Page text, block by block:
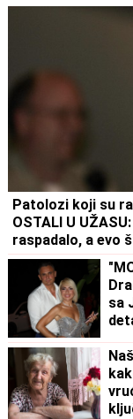
Patolozi koji su
OSTALI U
raspadalo, a evo
sa